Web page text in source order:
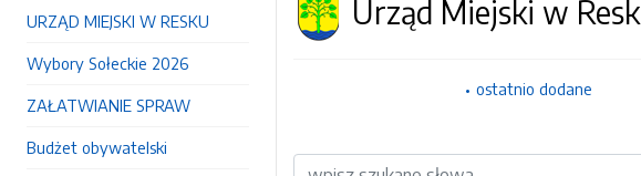
URZĄD MIEJSKI W RESKU
Wybory Sołeckie 2026
ZAŁATWIANIE SPRAW
Budżet obywatelski
Urząd Miejski w
ostatnio dodane
Wyszukiwarka